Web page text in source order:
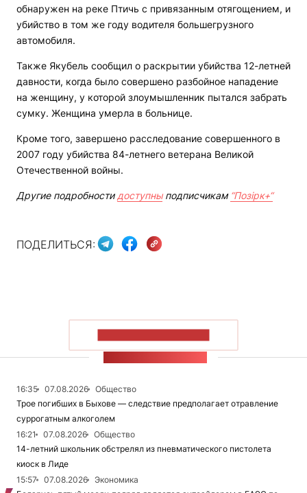
обнаружен на реке Птичь с привязанным отягощением, и
убийство в том же году водителя большегрузного
автомобиля.
Также Якубель сообщил о раскрытии убийства 12-летней
давности, когда было совершено разбойное нападение
на женщину, у которой злоумышленник пытался забрать
сумку. Женщина умерла в больнице.
Кроме того, завершено расследование совершенного в
2007 году убийства 84-летнего ветерана Великой
Отечественной войны.
Другие подробности доступныподписчикам “Позірк+“
ПОДЕЛИТЬСЯ:
16:35 07.08.2026
Общество
Трое погибших в Быхове — следствие предполагает отравление
суррогатным алкоголем
16:21
07.08.2026
Общество
14-летний школьник обстрелял из пневматического пистолета
киоск в Лиде
15:57
07.08.2026
Экономика